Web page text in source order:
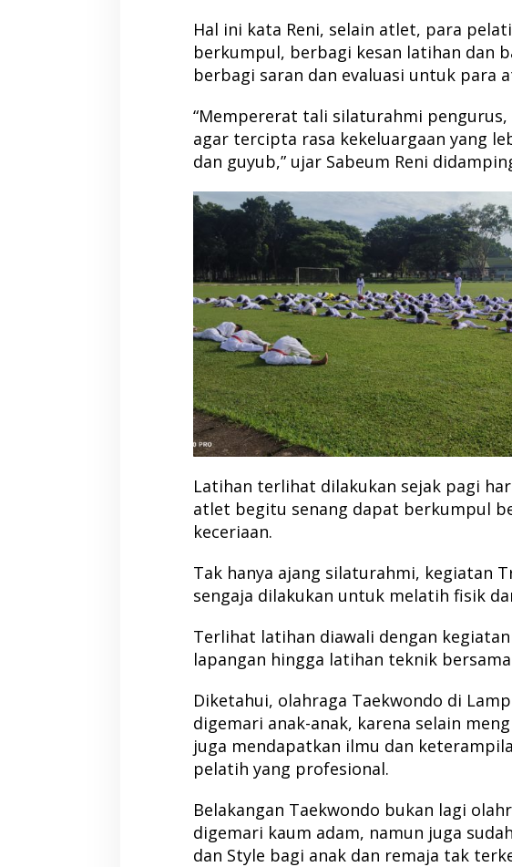
Hal ini kata Reni, selain atlet, para
berkumpul, berbagi kesan latihan dan
berbagi saran dan evaluasi untuk para
“Mempererat tali silaturahmi
agar tercipta rasa kekeluargaan yang
dan guyub,” ujar Sabeum Reni
Latihan terlihat dilakukan sejak pagi
atlet begitu senang dapat berkumpul
keceriaan.
Tak hanya ajang silaturahmi, kegiatan
sengaja dilakukan untuk melatih fisik
Terlihat latihan diawali dengan
lapangan hingga latihan teknik
Diketahui, olahraga Taekwondo di
digemari anak-anak, karena selain
juga mendapatkan ilmu dan
pelatih yang profesional.
Belakangan Taekwondo bukan lagi
digemari kaum adam, namun juga
dan Style bagi anak dan remaja tak